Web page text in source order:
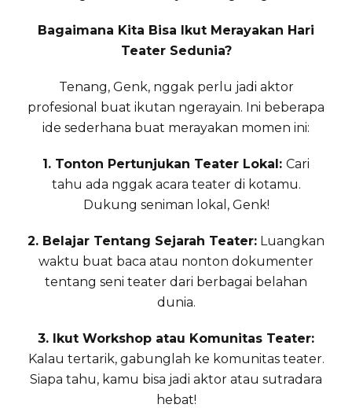
Bagaimana Kita Bisa Ikut Merayakan Hari
Teater Sedunia?
Tenang, Genk, nggak perlu jadi aktor
profesional buat ikutan ngerayain. Ini beberapa
ide sederhana buat merayakan momen ini:
1. Tonton Pertunjukan Teater Lokal:Cari
tahu ada nggak acara teater di kotamu.
Dukung seniman lokal, Genk!
2. Belajar Tentang Sejarah Teater: Luangkan
waktu buat baca atau nonton dokumenter
tentang seni teater dari berbagai belahan
dunia.
3. Ikut Workshop atau Komunitas Teater:
Kalau tertarik, gabunglah ke komunitas teater.
Siapa tahu, kamu bisa jadi aktor atau sutradara
hebat!